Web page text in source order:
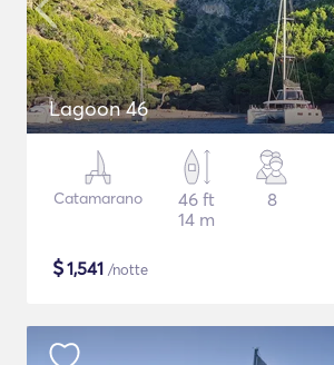
Lagoon 46
Catamarano
46 ft
14 m
8
$1,541 /notte